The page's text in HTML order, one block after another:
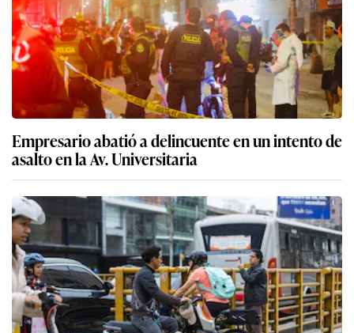
Empresario abatió a delincuente en un intento de
asalto en la Av. Universitaria